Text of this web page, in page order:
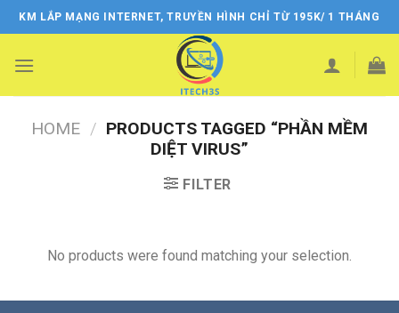
Skip
to
KM LẮP MẠNG INTERNET, TRUYỀN HÌNH CHỈ TỪ 195K/ 1 THÁNG
HOME / PRODUCTS TAGGED “PHẦN MỀM
DIỆT VIRUS”
FILTER
No products were found matching your selection.